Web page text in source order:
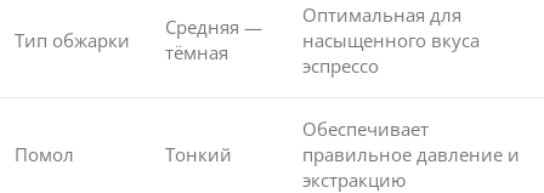
Тип обжарки
Средняя —
тёмная
Оптимальная для
насыщенного вкуса
эспрессо
Помол Тонкий
Обеспечивает
правильное давление и
экстракцию